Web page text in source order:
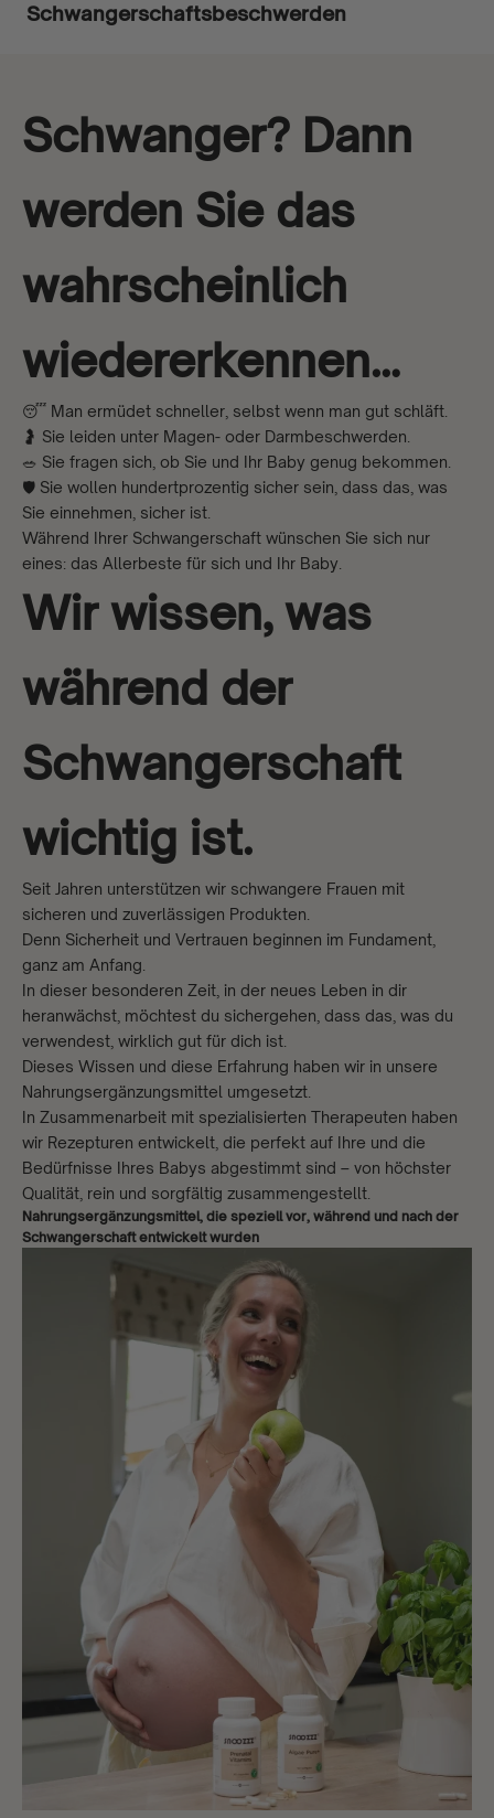
Schwangerschaftsbeschwerden
Schwanger? Dann
werden Sie das
wahrscheinlich
wiedererkennen…
😴 Man ermüdet schneller, selbst wenn man gut schläft.
🤰 Sie leiden unter Magen- oder Darmbeschwerden.
🥗 Sie fragen sich, ob Sie und Ihr Baby genug bekommen.
🛡️ Sie wollen hundertprozentig sicher sein, dass das, was
Sie einnehmen, sicher ist.
Während Ihrer Schwangerschaft wünschen Sie sich nur
eines: das Allerbeste für sich und Ihr Baby.
Wir wissen, was
während der
Schwangerschaft
wichtig ist.
Seit Jahren unterstützen wir schwangere Frauen mit
sicheren und zuverlässigen Produkten.
Denn Sicherheit und Vertrauen beginnen im Fundament,
ganz am Anfang.
In dieser besonderen Zeit, in der neues Leben in dir
heranwächst, möchtest du sichergehen, dass das, was du
verwendest, wirklich gut für dich ist.
Dieses Wissen und diese Erfahrung haben wir in unsere
Nahrungsergänzungsmittel umgesetzt.
In Zusammenarbeit mit spezialisierten Therapeuten haben
wir Rezepturen entwickelt, die perfekt auf Ihre und die
Bedürfnisse Ihres Babys abgestimmt sind – von höchster
Qualität, rein und sorgfältig zusammengestellt.
Nahrungsergänzungsmittel, die speziell vor, während und nach der
Schwangerschaft entwickelt wurden